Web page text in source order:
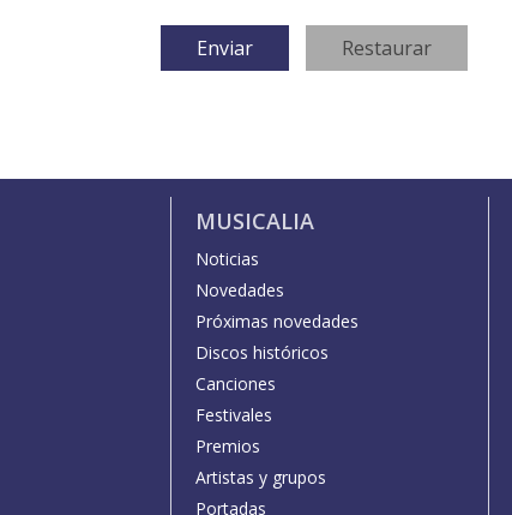
MUSICALIA
Noticias
Novedades
Próximas novedades
Discos históricos
Canciones
Festivales
Premios
Artistas y grupos
Portadas